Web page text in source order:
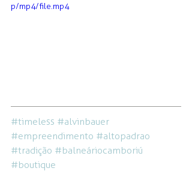
p/mp4/file.mp4
#timeless #alvinbauer
#empreendimento #altopadrao
#tradição #balneáriocamboriú
#boutique